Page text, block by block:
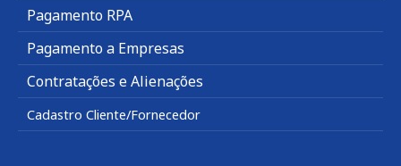
Pagamento RPA
Pagamento a Empresas
Contratações e Alienações
Cadastro Cliente/Fornecedor